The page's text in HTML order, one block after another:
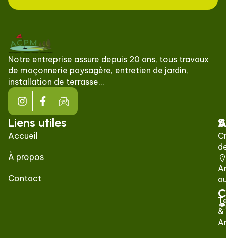
Notre entreprise assure depuis 20 ans, tous travaux
de maçonnerie paysagère, entretien de jardin,
installation de terrasse…
Liens utiles
Accueil
À propos
Contact
&